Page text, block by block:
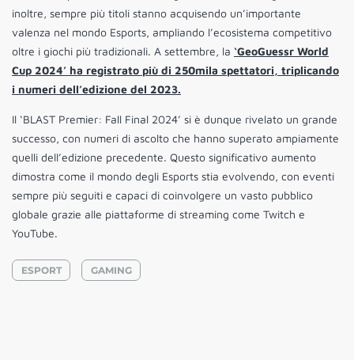
inoltre, sempre più titoli stanno acquisendo un’importante
valenza nel mondo Esports, ampliando l’ecosistema competitivo
oltre i giochi più tradizionali. A settembre, la ‘GeoGuessr World
Cup 2024’ ha registrato più di 250mila spettatori, triplicando
i numeri dell’edizione del 2023.
Il ‘BLAST Premier: Fall Final 2024’ si è dunque rivelato un grande
successo, con numeri di ascolto che hanno superato ampiamente
quelli dell’edizione precedente. Questo significativo aumento
dimostra come il mondo degli Esports stia evolvendo, con eventi
sempre più seguiti e capaci di coinvolgere un vasto pubblico
globale grazie alle piattaforme di streaming come Twitch e
YouTube.
ESPORT GAMING